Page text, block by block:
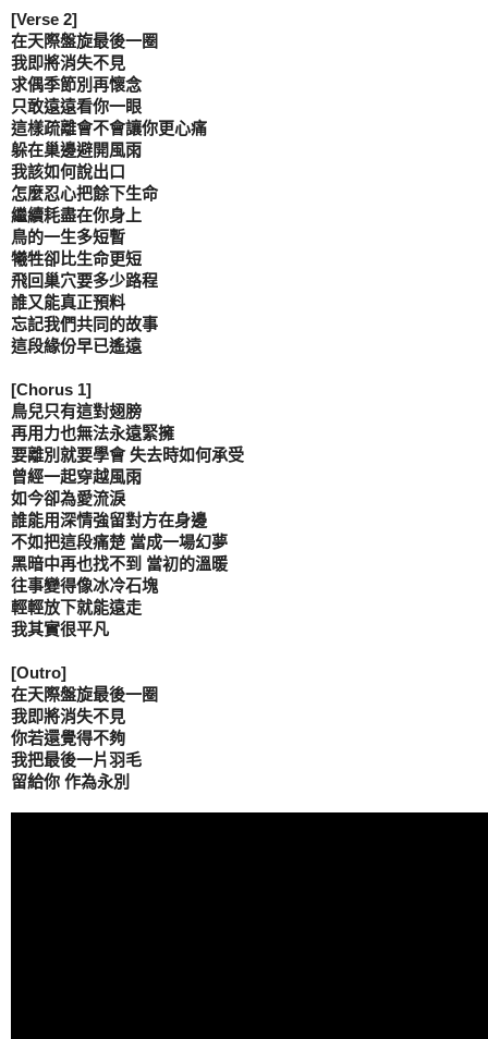
[Verse 2]
在天際盤旋最後一圈
我即將消失不見
求偶季節別再懷念
只敢遠遠看你一眼
這樣疏離會不會讓你更心痛
躲在巢邊避開風雨
我該如何說出口
怎麼忍心把餘下生命
繼續耗盡在你身上
鳥的一生多短暫
犧牲卻比生命更短
飛回巢穴要多少路程
誰又能真正預料
忘記我們共同的故事
這段緣份早已遙遠
[Chorus 1]
鳥兒只有這對翅膀
再用力也無法永遠緊擁
要離別就要學會 失去時如何承受
曾經一起穿越風雨
如今卻為愛流淚
誰能用深情強留對方在身邊
不如把這段痛楚 當成一場幻夢
黑暗中再也找不到 當初的溫暖
往事變得像冰冷石塊
輕輕放下就能遠走
我其實很平凡
[Outro]
在天際盤旋最後一圈
我即將消失不見
你若還覺得不夠
留給你 作為永別